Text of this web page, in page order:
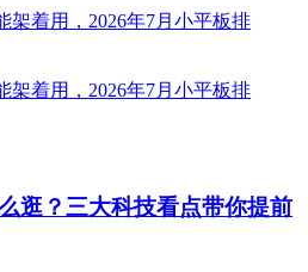
逛？三大科技看点带你提前